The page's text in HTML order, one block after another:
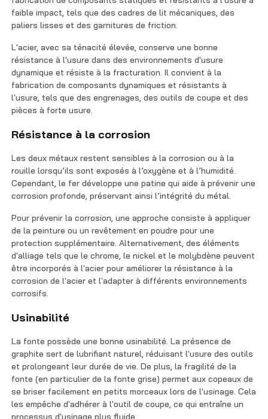
faible impact, tels que des cadres de lit mécaniques, des
paliers lisses et des garnitures de friction.
L'acier, avec sa ténacité élevée, conserve une bonne
résistance à l'usure dans des environnements d'usure
dynamique et résiste à la fracturation. Il convient à la
fabrication de composants dynamiques et résistants à
l'usure, tels que des engrenages, des outils de coupe et des
pièces à forte usure.
Résistance à la corrosion
Les deux métaux restent sensibles à la corrosion ou à la
rouille lorsqu’ils sont exposés à l’oxygène et à l’humidité.
Cependant, le fer développe une patine qui aide à prévenir une
corrosion profonde, préservant ainsi l’intégrité du métal.
Pour prévenir la corrosion, une approche consiste à appliquer
de la peinture ou un revêtement en poudre pour une
protection supplémentaire. Alternativement, des éléments
d'alliage tels que le chrome, le nickel et le molybdène peuvent
être incorporés à l'acier pour améliorer la résistance à la
corrosion de l'acier et l'adapter à différents environnements
corrosifs.
Usinabilité
La fonte possède une bonne usinabilité. La présence de
graphite sert de lubrifiant naturel, réduisant l'usure des outils
et prolongeant leur durée de vie. De plus, la fragilité de la
fonte (en particulier de la fonte grise) permet aux copeaux de
se briser facilement en petits morceaux lors de l'usinage. Cela
les empêche d'adhérer à l'outil de coupe, ce qui entraîne un
processus d'usinage plus fluide.